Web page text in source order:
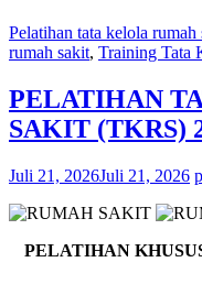
Pelatihan tata kelola rumah
rumah sakit, Training Tata
PELATIHAN
SAKIT (TKRS)
Juli 21, 2026Juli 21, 2026
PELATIHAN